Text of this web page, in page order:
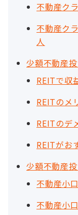
不動産ク
不動産ク
人
少額不動産
REITで収
REITのメ
REITのデ
REITがお
少額不動産
不動産小
不動産小